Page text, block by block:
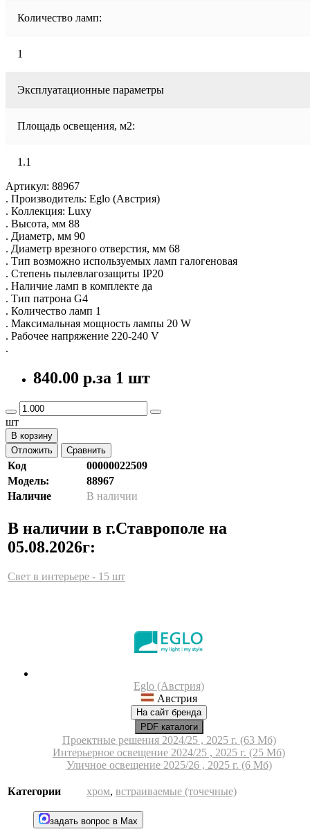
Количество ламп:
1
Эксплуатационные параметры
Площадь освещения, м2:
1.1
Артикул: 88967
. Производитель: Eglo (Австрия)
. Коллекция: Luxy
. Высота, мм 88
. Диаметр, мм 90
. Диаметр врезного отверстия, мм 68
. Тип возможно используемых ламп галогеновая
. Степень пылевлагозащиты IP20
. Наличие ламп в комплекте да
. Тип патрона G4
. Количество ламп 1
. Максимальная мощность лампы 20 W
. Рабочее напряжение 220-240 V
.
840.00 р.за 1 шт
шт
В корзину
Отложить
Сравнить
Код
00000022509
Модель:
88967
Наличие
В наличии
В наличии в г.Ставрополе на
05.08.2026г:
Свет в интерьере - 15 шт
Eglo (Австрия)
Австрия
На сайт бренда
PDF каталоги
Проектные решения 2024/25 , 2025 г. (63 Мб)
Интерьерное освещение 2024/25 , 2025 г. (25 Мб)
Уличное освещение 2025/26 , 2025 г. (6 Мб)
Категории хром, встраиваемые (точечные)
задать вопрос в Max